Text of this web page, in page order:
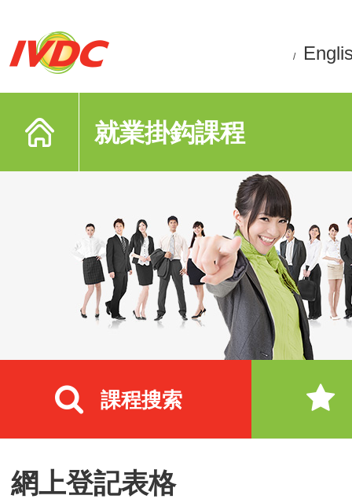
/
就業掛鈎課程
課程搜索
網上登記表格